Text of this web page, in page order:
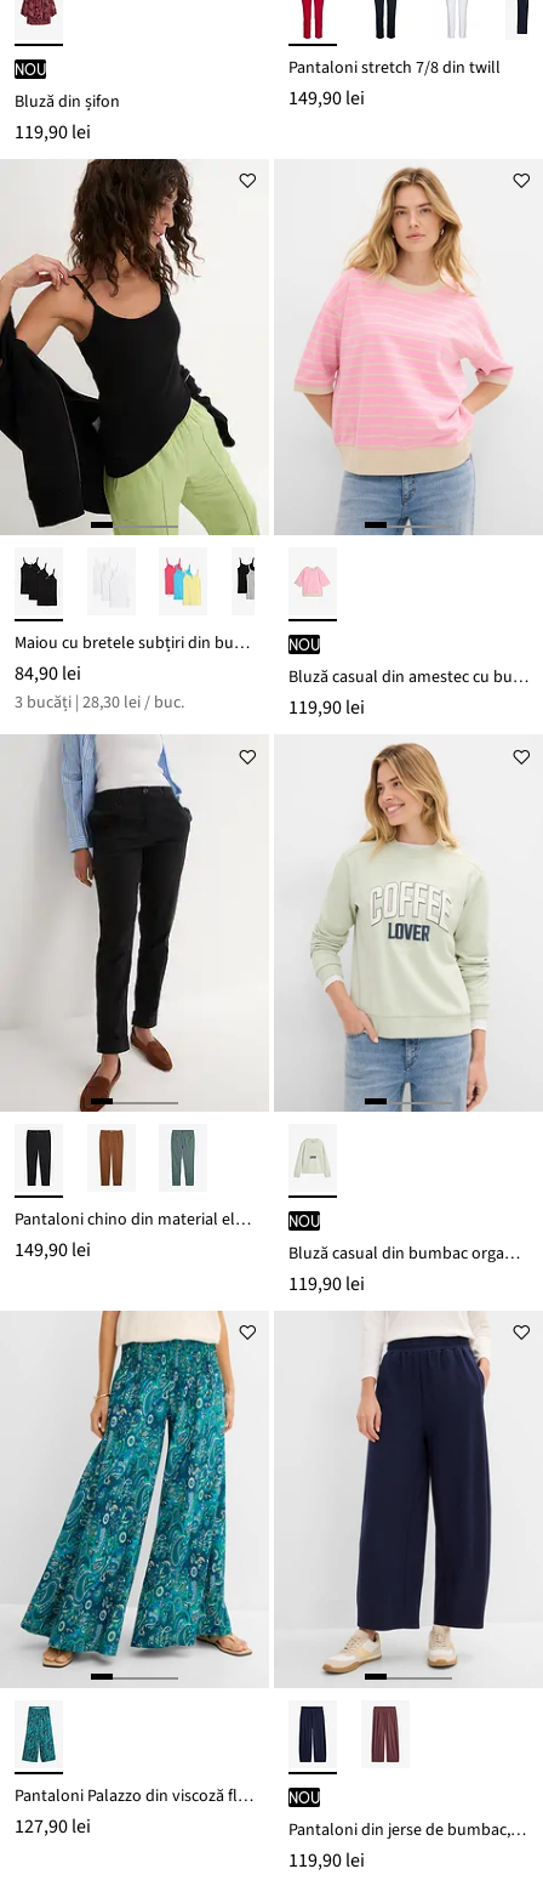
nou
Bluză din șifon
119,90 lei
Pantaloni stretch 7/8 din twill
149,90 lei
Maiou cu bretele subțiri din bumbac 100% (set/3 buc.)
84,90 lei
3 bucăți | 28,30 lei / buc.
nou
Bluză casual din amestec cu bumbac
119,90 lei
Pantaloni chino din material elastic cu bumbac, până la glezne
149,90 lei
nou
Bluză casual din bumbac organic 100%
119,90 lei
Pantaloni Palazzo din viscoză fluidă
127,90 lei
nou
Pantaloni din jerse de bumbac, interlock
119,90 lei